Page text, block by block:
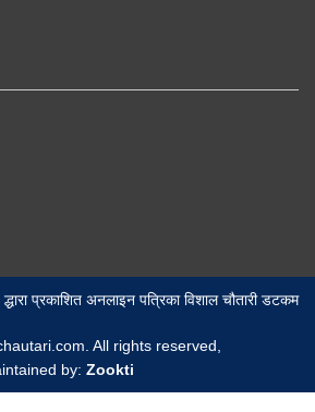
द्धारा प्रकाशित अनलाइन पत्रिका विशाल चौतारी डटकम
All rights reserved,
by: Zookti